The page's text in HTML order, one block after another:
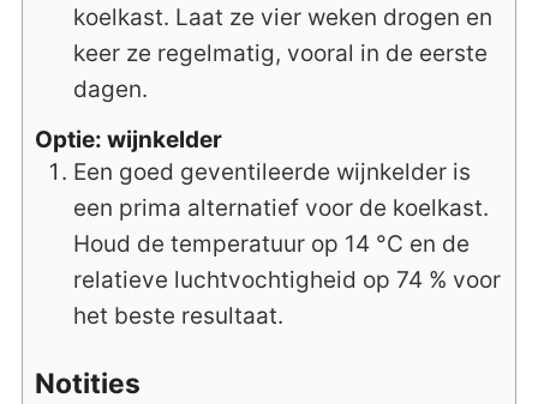
koelkast. Laat ze vier weken drogen en
keer ze regelmatig, vooral in de eerste
dagen.
Optie: wijnkelder
Een goed geventileerde wijnkelder is
een prima alternatief voor de koelkast.
Houd de temperatuur op 14 °C en de
relatieve luchtvochtigheid op 74 % voor
het beste resultaat.
Notities